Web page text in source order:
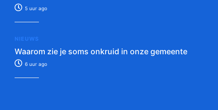
5 uur ago
NIEUWS
Waarom zie je soms onkruid in onze gemeente
6 uur ago